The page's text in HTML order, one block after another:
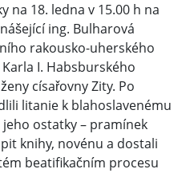
na 18. ledna v 15.00 h na
ing. Bulharová
rakousko-uherského
I. Habsburského
císařovny Zity. Po
litanie k blahoslavenému
ostatky – pramínek
knihy, novénu a dostali
beatifikačním procesu